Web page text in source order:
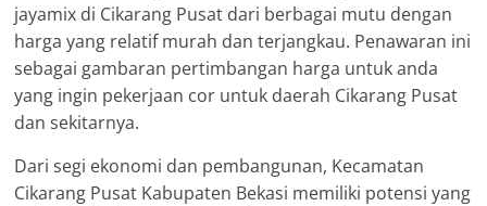
jayamix di Cikarang Pusat dari berbagai mutu dengan
harga yang relatif murah dan terjangkau. Penawaran ini
sebagai gambaran pertimbangan harga untuk anda
yang ingin pekerjaan cor untuk daerah Cikarang Pusat
dan sekitarnya.
Dari segi ekonomi dan pembangunan, Kecamatan
Cikarang Pusat Kabupaten Bekasi memiliki potensi yang